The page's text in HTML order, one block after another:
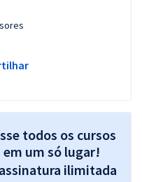
todos os cursos
um só lugar!